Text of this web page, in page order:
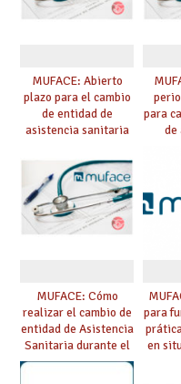
MUFACE: Abierto
plazo para el cambio
de entidad de
asistencia sanitaria
junio
para
de
MUFACE: Cómo
realizar el cambio de
entidad de Asistencia
Sanitaria durante el
mes de mayo
para
en